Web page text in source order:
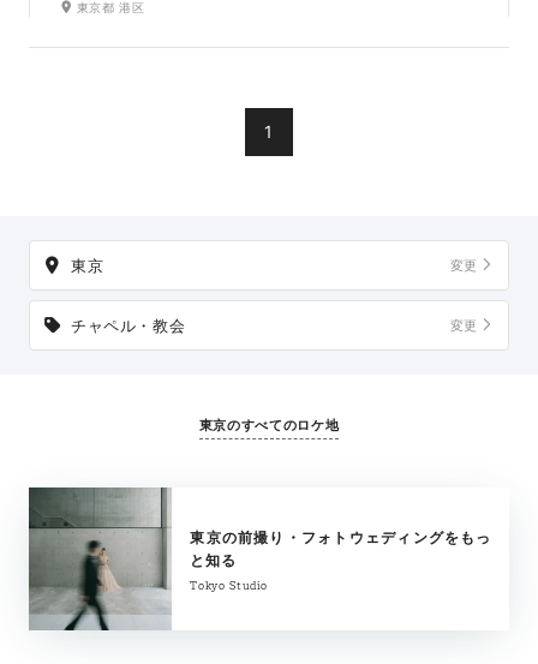
撮影でき、石造りの外観や開放的な雰囲気が洋装姿をより華
東京都 港区
1
東京 変更
チャペル・教会 変更
東京のすべてのロケ地
東京の前撮り・フォトウェディングをもっ
と知る
Tokyo Studio